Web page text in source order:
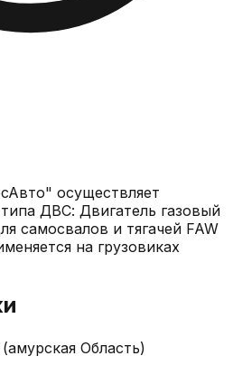
осуществляет
ДВС: Двигатель газовый
самосвалов и тягачей FAW
на грузовиках
Область)